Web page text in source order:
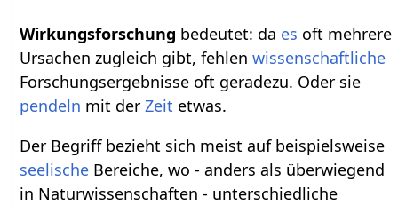
Wirkungsforschung bedeutet: da es oft mehrere
Ursachen zugleich gibt, fehlenwissenschaftliche
Forschungsergebnisse oft geradezu. Oder sie
pendeln mit derZeit etwas.
Der Begriff bezieht sich meist auf beispielsweise
seelische Bereiche, wo - anders als überwiegend
in Naturwissenschaften - unterschiedliche